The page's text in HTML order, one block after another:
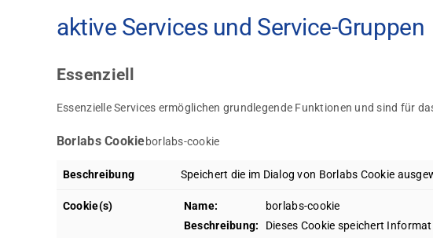
aktive Services und Service-Gruppen
Essenziell
Essenzielle Services ermöglichen grundlegende Funktionen und sind für
Borlabs Cookieborlabs-cookie
Beschreibung Speichert die im Dialog von Borlabs Cookie
Cookie(s) Name:
borlabs-cookie
Beschreibung:
Dieses Cookie speichert